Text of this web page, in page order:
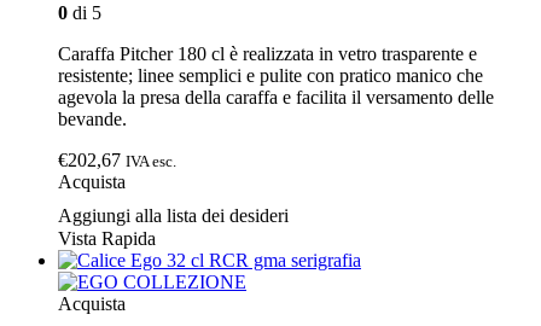
0 di 5
Caraffa Pitcher 180 cl è realizzata in vetro trasparente e
resistente; linee semplici e pulite con pratico manico che
agevola la presa della caraffa e facilita il versamento delle
bevande.
€202,67 IVA esc.
Acquista
Aggiungi alla lista dei desideri
Vista Rapida
Acquista